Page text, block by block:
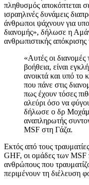
πληθυσμός αποκόπτεται
ισραηλινές δυνάμεις
άνθρωποι ψάχνουν για
διανομής», δήλωσε η
ανθρωπιστικής
«Αυτές οι διανομές
βοήθεια, είναι
ανοικτά και υπό το
που πάνε στις
πως έχουν τόσες
αλεύρι όσο να
δήλωσε ο δρ
αναπληρωτής
MSF στη Γάζα.
Εκτός από τους
GHF, οι ομάδες των MSF
ανθρώπους που
περιμένουν τη διέλευση